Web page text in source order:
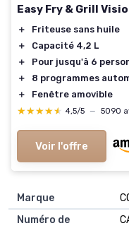
Easy Fry & Grill
＋
Friteuse sans huile
＋
Capacité 4,2 L
＋
Pour jusqu'à 6
＋
8 programmes
＋
Fenêtre amovible
★★★★★
★★★★★ 4,5/5 — 5090
Voir l'offre
Marque
Numéro de